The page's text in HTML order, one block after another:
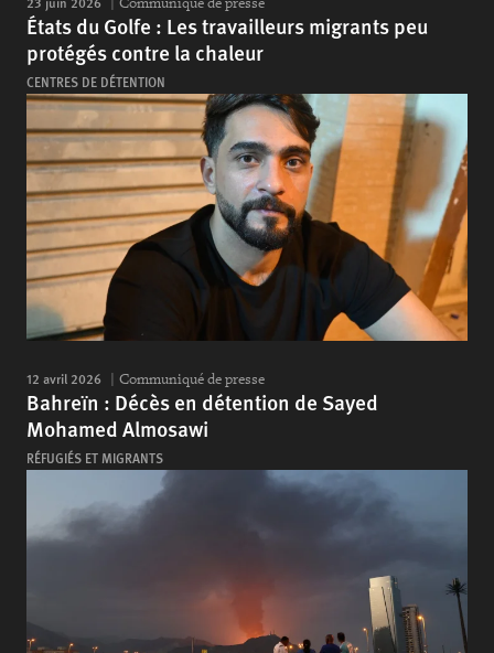
États du Golfe : Les travailleurs migrants peu
protégés contre la chaleur
CENTRES DE DÉTENTION
12 avril 2026 Communiqué de presse
Bahreïn : Décès en détention de Sayed
Mohamed Almosawi
RÉFUGIÉS ET MIGRANTS